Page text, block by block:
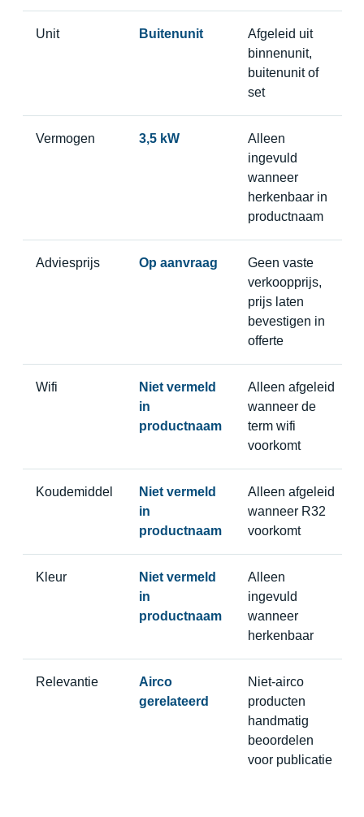
Unit Buitenunit
Afgeleid uit
binnenunit,
buitenunit of
set
Vermogen 3,5 kW
Alleen
ingevuld
wanneer
herkenbaar in
productnaam
Adviesprijs Op aanvraag
Geen vaste
verkoopprijs,
prijs laten
bevestigen in
offerte
Wifi
Niet vermeld
in
productnaam
Alleen afgeleid
wanneer de
term wifi
voorkomt
Koudemiddel
Niet vermeld
in
productnaam
Alleen afgeleid
wanneer R32
voorkomt
Kleur
Niet vermeld
in
productnaam
Alleen
ingevuld
wanneer
herkenbaar
Relevantie
Airco
gerelateerd
Niet-airco
producten
handmatig
beoordelen
voor publicatie